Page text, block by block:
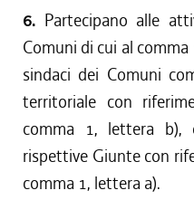
6. Partecipano alle
Comuni di cui al
sindaci dei Comuni
territoriale con
comma 1, lettera
rispettive Giunte con
comma 1, lettera a).